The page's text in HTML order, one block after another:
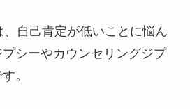
自己肯定が低いことに悩ん
シーやカウンセリングジプ
。